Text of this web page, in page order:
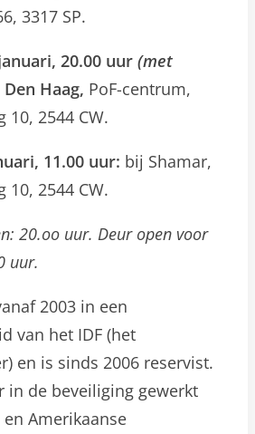
3317 SP.
20.00 uur (met
Den Haag, PoF-centrum,
10, 2544 CW.
11.00 uur: bij Shamar,
10, 2544 CW.
20.oo uur. Deur open voor
uur.
2003 in een
van het IDF (het
en is sinds 2006 reservist.
in de beveiliging gewerkt
Amerikaanse